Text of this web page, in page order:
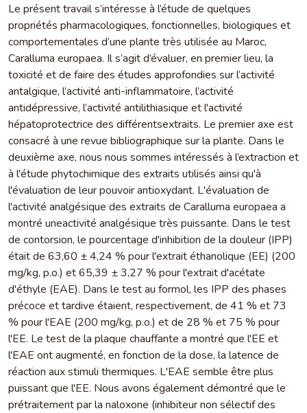
Le présent travail s’intéresse à l’étude de quelques
propriétés pharmacologiques, fonctionnelles, biologiques et
comportementales d’une plante très utilisée au Maroc,
Caralluma europaea. Il s’agit d’évaluer, en premier lieu, la
toxicité et de faire des études approfondies sur l’activité
antalgique, l’activité anti-inflammatoire, l’activité
antidépressive, l’activité antilithiasique et l'activité
hépatoprotectrice des différentsextraits. Le premier axe est
consacré à une revue bibliographique sur la plante. Dans le
deuxième axe, nous nous sommes intéressés à l’extraction et
à l'étude phytochimique des extraits utilisés ainsi qu'à
l'évaluation de leur pouvoir antioxydant. L'évaluation de
l'activité analgésique des extraits de Caralluma europaea a
montré uneactivité analgésique très puissante. Dans le test
de contorsion, le pourcentage d'inhibition de la douleur (IPP)
était de 63,60 ± 4,24 % pour l'extrait éthanolique (EE) (200
mg/kg, p.o.) et 65,39 ± 3,27 % pour l'extrait d'acétate
d'éthyle (EAE). Dans le test au formol, les IPP des phases
précoce et tardive étaient, respectivement, de 41 % et 73
% pour l'EAE (200 mg/kg, p.o.) et de 28 % et 75 % pour
l'EE. Le test de la plaque chauffante a montré que l'EE et
l'EAE ont augmenté, en fonction de la dose, la latence de
réaction aux stimuli thermiques. L'EAE semble être plus
puissant que l'EE. Nous avons également démontré que le
prétraitement par la naloxone (inhibiteur non sélectif des